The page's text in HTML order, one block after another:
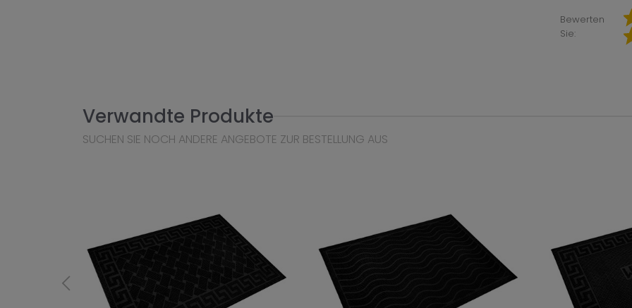
Bewerten
Sie:
Verwandte Produkte
SUCHEN SIE NOCH ANDERE ANGEBOTE ZUR BESTELLUNG AUS